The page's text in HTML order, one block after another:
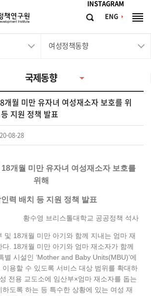
INSTAGRAM
ENG
검
체
여성정책동향
국제동향
개월 미만 유자녀 여성재소자 보호를 위
지원 정책 발표
08-28
개월 미만 유자녀 여성재소자 보호를
위해
력 배치 등 지원 정책 발표
황수영 브리스톨대학교 공공정책 석사
및 18개월 미만 아기와 함께 지내는 엄마 재
다. 18개월 미만 아기와 엄마 재소자가 함께
별 시설인 ‘Mother and Baby Units(MBU)’에
이용할 수 있도록 서비스 대상 범위를 확대하
전용 교도소에 임산부×엄마 재소자를 돕는
도록 하는 등 특수한 상황에 있는 여성 재